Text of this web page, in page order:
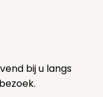
bij u langs